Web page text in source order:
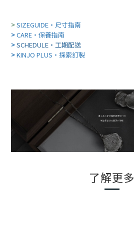
>SIZEGUIDE・尺寸指南
>CARE・保養指南
>SCHEDULE・工期配送
>KINJO PLUS・探索訂製
了解更多